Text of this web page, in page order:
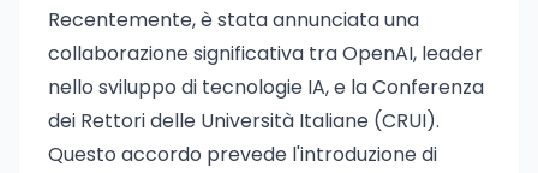
Recentemente, è stata annunciata una
collaborazione significativa tra OpenAI, leader
nello sviluppo di tecnologie IA, e la Conferenza
dei Rettori delle Università Italiane (CRUI).
Questo accordo prevede l'introduzione di